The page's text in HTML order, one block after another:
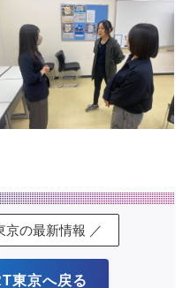
京の最新情報 ／
東京へ戻る